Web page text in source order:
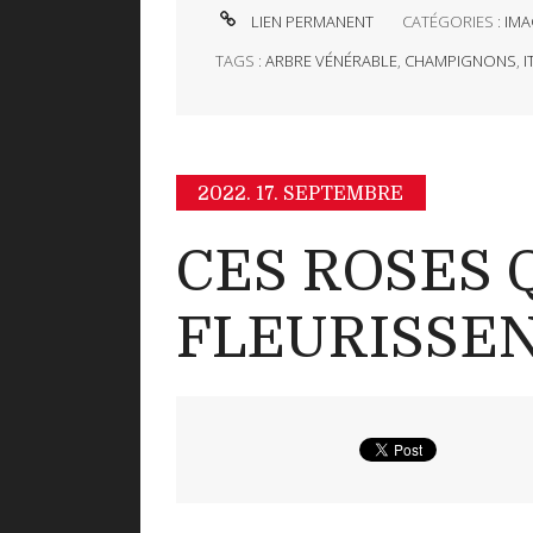
LIEN PERMANENT CATÉGORIES :
TAGS : ARBRE VÉNÉRABLE, CHAMPIGNONS,
2022. 17. SEPTEMBRE
CES ROSES